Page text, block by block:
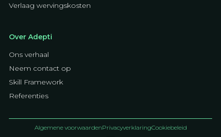
Verlaag wervingskosten
Over Adepti
Ons verhaal
Neem contact op
Skill Framework
Referenties
Algemene voorwaardenPrivacyverklaringCookiebeleid